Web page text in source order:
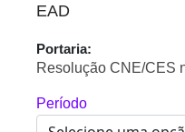
EAD
Portaria:
Resolução CNE/CES
Período